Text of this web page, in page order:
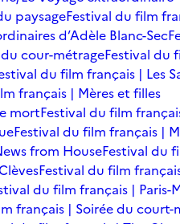
paysageFestival du film
d’Adèle Blanc-Sec
cour-métrageFestival du
du film français | Les
français | Mères et filles
mortFestival du film
Festival du film français |
from HouseFestival du
Festival du film
du film français | Paris-
français | Soirée du court-